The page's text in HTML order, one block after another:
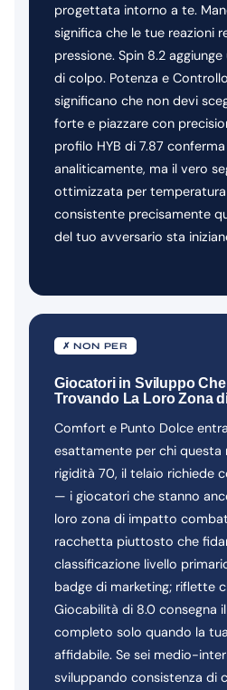
progettata intorno a te.
significa che le tue reazioni
pressione. Spin 8.2
di colpo. Potenza e
significano che non devi
forte e piazzare con
profilo HYB di 7.87 conferma
analiticamente, ma il vero
ottimizzata per
consistente precisamente
del tuo avversario sta
✗ NON PER
Giocatori in Sviluppo
Trovando La Loro Zona
Comfort e Punto Dolce
esattamente per chi questa
rigidità 70, il telaio richiede
— i giocatori che stanno
loro zona di impatto
racchetta piuttosto che
classificazione livello
badge di marketing; riflette
Giocabilità di 8.0 consegna
completo solo quando la
affidabile. Se sei medio-
sviluppando consistenza di